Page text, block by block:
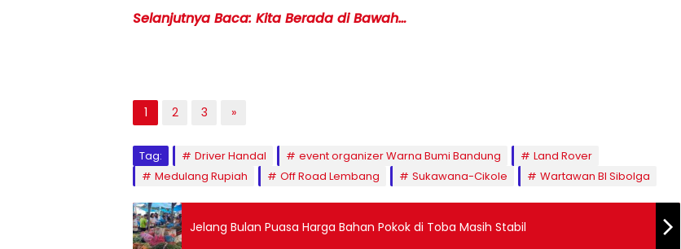
Selanjutnya Baca: Kita Berada di Bawah…
1 2 3 »
Tag: Driver Handal event organizer Warna Bumi Bandung
Land Rover
Medulang Rupiah
Off Road Lembang Sukawana-Cikole Wartawan BI Sibolga
Jelang Bulan Puasa Harga Bahan Pokok di Toba Masih Stabil